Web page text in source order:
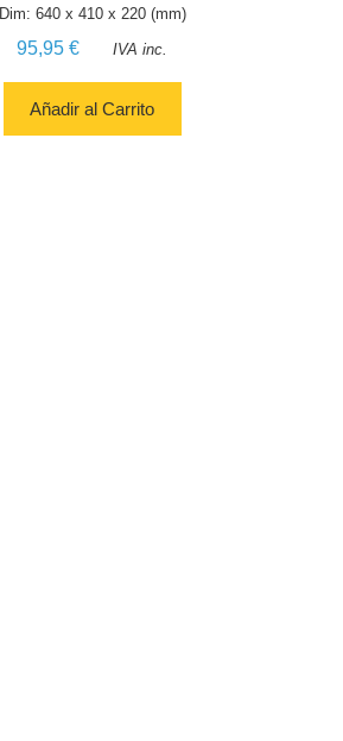
Dim: 640 x 410 x 220 (mm)
95,95 € IVA inc.
Añadir al Carrito